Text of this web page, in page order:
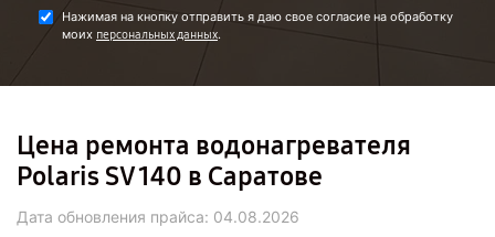
Нажимая на кнопку отправить я даю свое согласие на обработку
моих персональных данных.
Цена ремонта водонагревателя
Polaris SV 140 в Саратове
Дата обновления прайса: 04.08.2026